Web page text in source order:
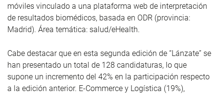
móviles vinculado a una plataforma web de interpretación
de resultados biomédicos, basada en ODR (provincia:
Madrid). Área temática: salud/eHealth.
Cabe destacar que en esta segunda edición de “Lánzate” se
han presentado un total de 128 candidaturas, lo que
supone un incremento del 42% en la participación respecto
a la edición anterior. E-Commerce y Logística (19%),